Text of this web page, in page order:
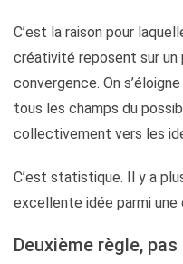
C’est la raison pour
créativité reposent sur un
convergence. On
tous les champs du
collectivement vers les
C’est statistique. Il y a
excellente idée parmi une
Deuxième règle,